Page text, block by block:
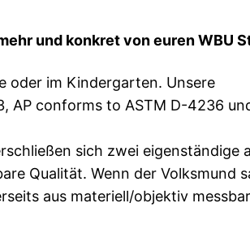
und konkret von euren WBU
oder im Kindergarten. Unsere
AP conforms to ASTM D-4236
sich zwei eigenständige
Qualität. Wenn der Volksmund
aus materiell/objektiv